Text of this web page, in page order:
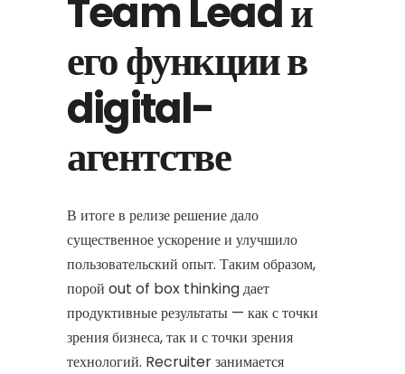
Team Lead и
его функции в
digital-
агентстве
В итоге в релизе решение дало
существенное ускорение и улучшило
пользовательский опыт. Таким образом,
порой out of box thinking дает
продуктивные результаты — как с точки
зрения бизнеса, так и с точки зрения
технологий. Recruiter занимается